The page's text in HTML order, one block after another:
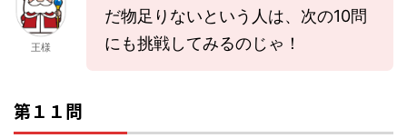
王様
だ物足りないという人は、次の10問
にも挑戦してみるのじゃ！
第１１問